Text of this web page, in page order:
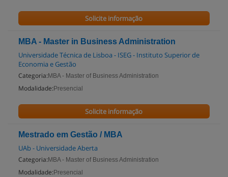
Solicite informação
MBA - Master in Business Administration
Universidade Técnica de Lisboa - ISEG - Instituto Superior de
Economia e Gestão
Categoria: MBA - Master of Business Administration
Modalidade: Presencial
Solicite informação
Mestrado em Gestão / MBA
UAb - Universidade Aberta
Categoria: MBA - Master of Business Administration
Modalidade: Presencial